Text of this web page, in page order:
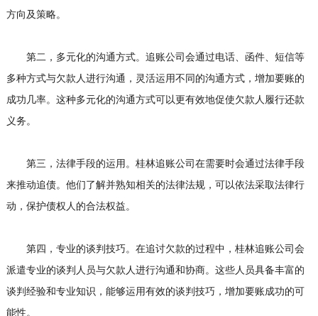
方向及策略。
第二，多元化的沟通方式。追账公司会通过电话、函件、短信等
多种方式与欠款人进行沟通，灵活运用不同的沟通方式，增加要账的
成功几率。这种多元化的沟通方式可以更有效地促使欠款人履行还款
义务。
第三，法律手段的运用。桂林追账公司在需要时会通过法律手段
来推动追债。他们了解并熟知相关的法律法规，可以依法采取法律行
动，保护债权人的合法权益。
第四，专业的谈判技巧。在追讨欠款的过程中，桂林追账公司会
派遣专业的谈判人员与欠款人进行沟通和协商。这些人员具备丰富的
谈判经验和专业知识，能够运用有效的谈判技巧，增加要账成功的可
能性。